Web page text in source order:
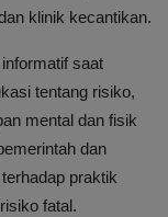
klinik kecantikan.
saat
tentang risiko,
mental dan fisik
dan
praktik
fatal.